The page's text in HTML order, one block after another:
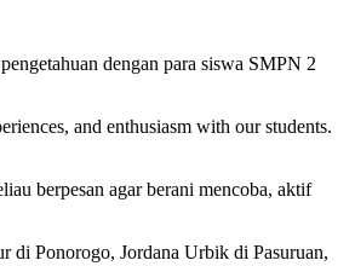
dengan para siswa SMPN 2
and enthusiasm with our students.
berpesan agar berani mencoba, aktif
di Ponorogo, Jordana Urbik di Pasuruan,